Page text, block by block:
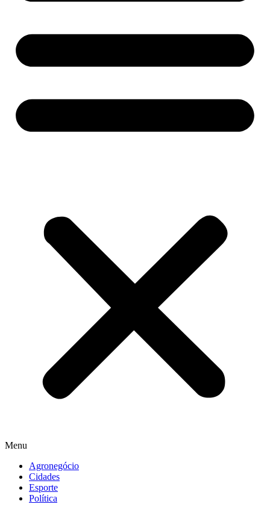
Menu
Agronegócio
Cidades
Esporte
Política